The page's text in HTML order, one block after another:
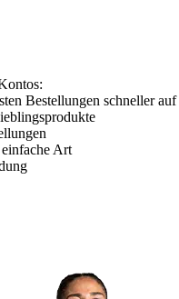
Bestellungen schneller auf
Art